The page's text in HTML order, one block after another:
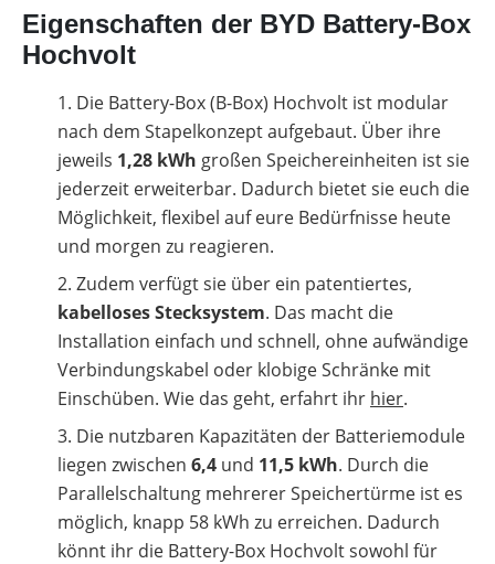
Eigenschaften der BYD Battery-Box
Hochvolt
Die Battery-Box (B-Box) Hochvolt ist modular
nach dem Stapelkonzept aufgebaut. Über ihre
jeweils 1,28 kWh großen Speichereinheiten ist sie
jederzeit erweiterbar. Dadurch bietet sie euch die
Möglichkeit, flexibel auf eure Bedürfnisse heute
und morgen zu reagieren.
Zudem verfügt sie über ein patentiertes,
kabelloses Stecksystem. Das macht die
Installation einfach und schnell, ohne aufwändige
Verbindungskabel oder klobige Schränke mit
Einschüben. Wie das geht, erfahrt ihr hier.
Die nutzbaren Kapazitäten der Batteriemodule
liegen zwischen 6,4 und 11,5 kWh. Durch die
Parallelschaltung mehrerer Speichertürme ist es
möglich, knapp 58 kWh zu erreichen. Dadurch
könnt ihr die Battery-Box Hochvolt sowohl für